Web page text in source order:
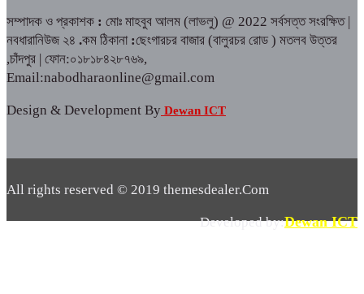
সম্পাদক ও প্রকাশক : মোঃ মাহবুব আলম (লাভলু) @ 2022 সর্বসত্ত সংরক্ষিত |
নবধারানিউজ ২৪ .কম ঠিকানা :ছেংগারচর বাজার (বালুরচর রোড ) মতলব উত্তর
,চাঁদপুর | ফোন:০১৮১৮৪২৮৭৬৯,
Email:nabodharaonline@gmail.com
Design & Development By Dewan ICT
All rights reserved © 2019 themesdealer.Com
Developed by:Dewan ICT